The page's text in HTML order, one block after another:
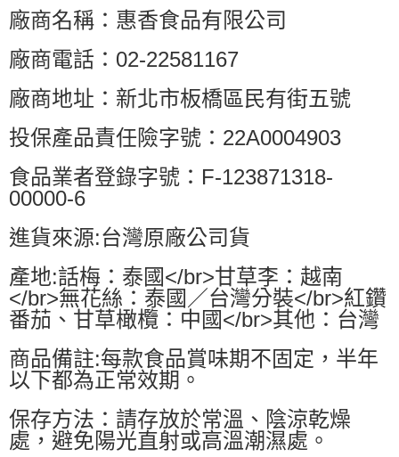
廠商名稱：惠香食品有限公司
廠商電話：02-22581167
廠商地址：新北市板橋區民有街五號
投保產品責任險字號：22A0004903
食品業者登錄字號：F-123871318-
00000-6
進貨來源:台灣原廠公司貨
產地:話梅：泰國</br>甘草李：越南
</br>無花絲：泰國／台灣分裝</br>紅鑽
番茄、甘草橄欖：中國</br>其他：台灣
商品備註:每款食品賞味期不固定，半年
以下都為正常效期。
保存方法：請存放於常溫、陰涼乾燥
處，避免陽光直射或高溫潮濕處。